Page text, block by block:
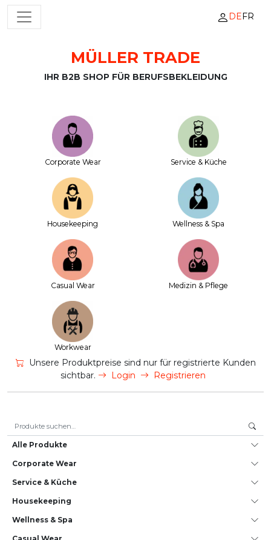
Zum Inhalt springen
HAUPTNAVIGATION DEFR
MÜLLER TRADE
IHR B2B SHOP FÜR BERUFSBEKLEIDUNG
Corporate Wear Service & Küche
House­keeping Wellness & Spa
Casual Wear Medizin & Pflege
Workwear
Unsere Produktpreise sind nur für registrierte Kunden
sichtbar.
Login Registrieren
Alle Produkte
Corporate Wear
Service & Küche
House­keeping
Wellness & Spa